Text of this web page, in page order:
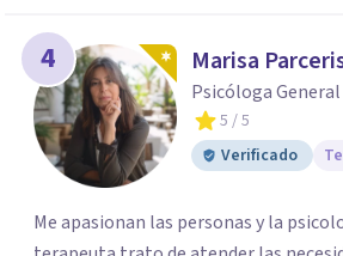
4 Marisa
Psicóloga
5 / 5
Verificado
Me apasionan las personas y la